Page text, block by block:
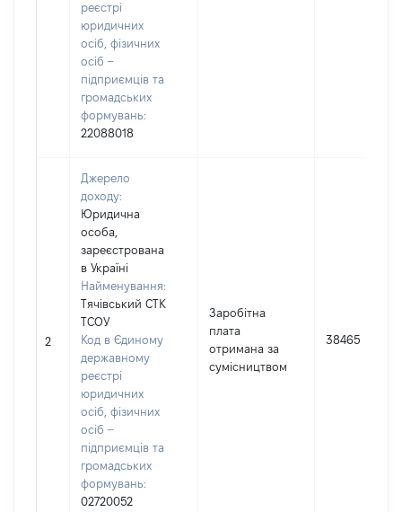
реєстрі
юридичних
осіб, фізичних
осіб –
підприємців та
громадських
формувань:
22088018
2
Джерело
доходу:
Юридична
особа,
зареєстрована
в Україні
Найменування:
Тячівський СТК
ТСОУ
Код в Єдиному
державному
реєстрі
юридичних
осіб, фізичних
осіб –
підприємців та
громадських
формувань:
02720052
Заробітна
плата
отримана за
сумісництвом
38465